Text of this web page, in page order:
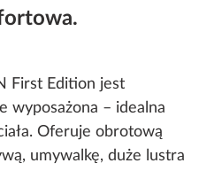
First Edition jest
wyposażona – idealna
Oferuje obrotową
umywalkę, duże lustra